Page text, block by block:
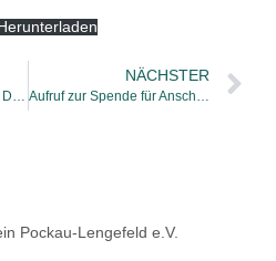
Herunterladen
Unsere Schule erhält von Dresdner Unternehmen Notebooks
NÄCHSTER
Aufruf zur Spende für Anschaffung von Montessorimaterial
Pockau-Lengefeld e.V.